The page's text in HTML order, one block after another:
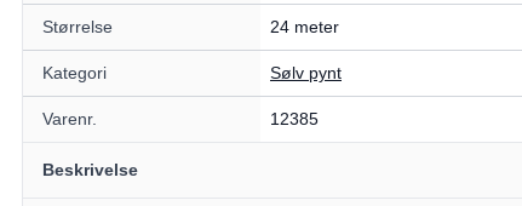
Størrelse 24 meter
Kategori Sølv pynt
Varenr. 12385
Beskrivelse